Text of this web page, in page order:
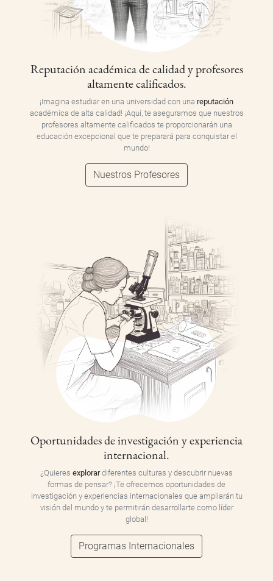
Reputación académica de calidad y profesores
altamente calificados.
¡Imagina estudiar en una universidad con una reputación
académica de alta calidad! ¡Aquí, te aseguramos que nuestros
profesores altamente calificados te proporcionarán una
educación excepcional que te preparará para conquistar el
mundo!
Nuestros Profesores
Oportunidades de investigación y experiencia
internacional.
¿Quieres explorardiferentes culturas y descubrir nuevas
formas de pensar? ¡Te ofrecemos oportunidades de
investigación y experiencias internacionales que ampliarán tu
visión del mundo y te permitirán desarrollarte como líder
global!
Programas Internacionales